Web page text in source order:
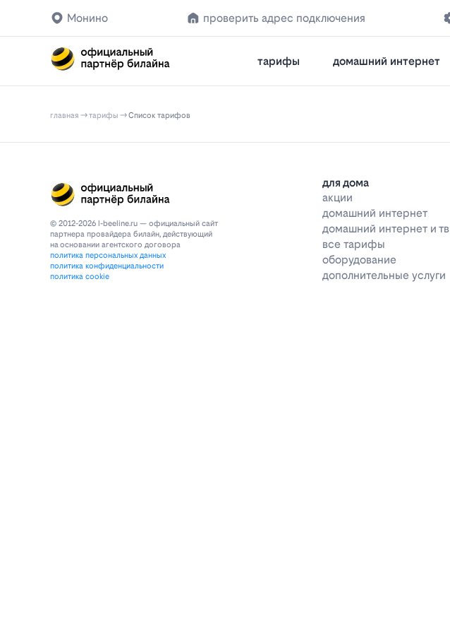
Монино проверить адрес подключения
тарифы домашний интернет
главная тарифы Список тарифов
© 2012-2026 l-beeline.ru — официальный сайт
партнера провайдера билайн, действующий
на основании агентского договора
политика персональных данных
политика конфиденциальности
политика cookie
для дома
акции
домашний интернет
домашний интернет и тв
все тарифы
оборудование
дополнительные услуги